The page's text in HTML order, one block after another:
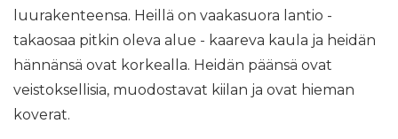
luurakenteensa. Heillä on vaakasuora lantio -
takaosaa pitkin oleva alue - kaareva kaula ja heidän
hännänsä ovat korkealla. Heidän päänsä ovat
veistoksellisia, muodostavat kiilan ja ovat hieman
koverat.